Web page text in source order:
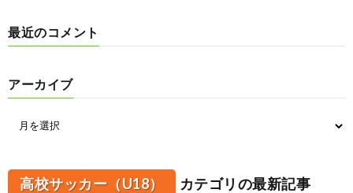
最近のコメント
アーカイブ
高校サッカー（U18） カテゴリの最新記事